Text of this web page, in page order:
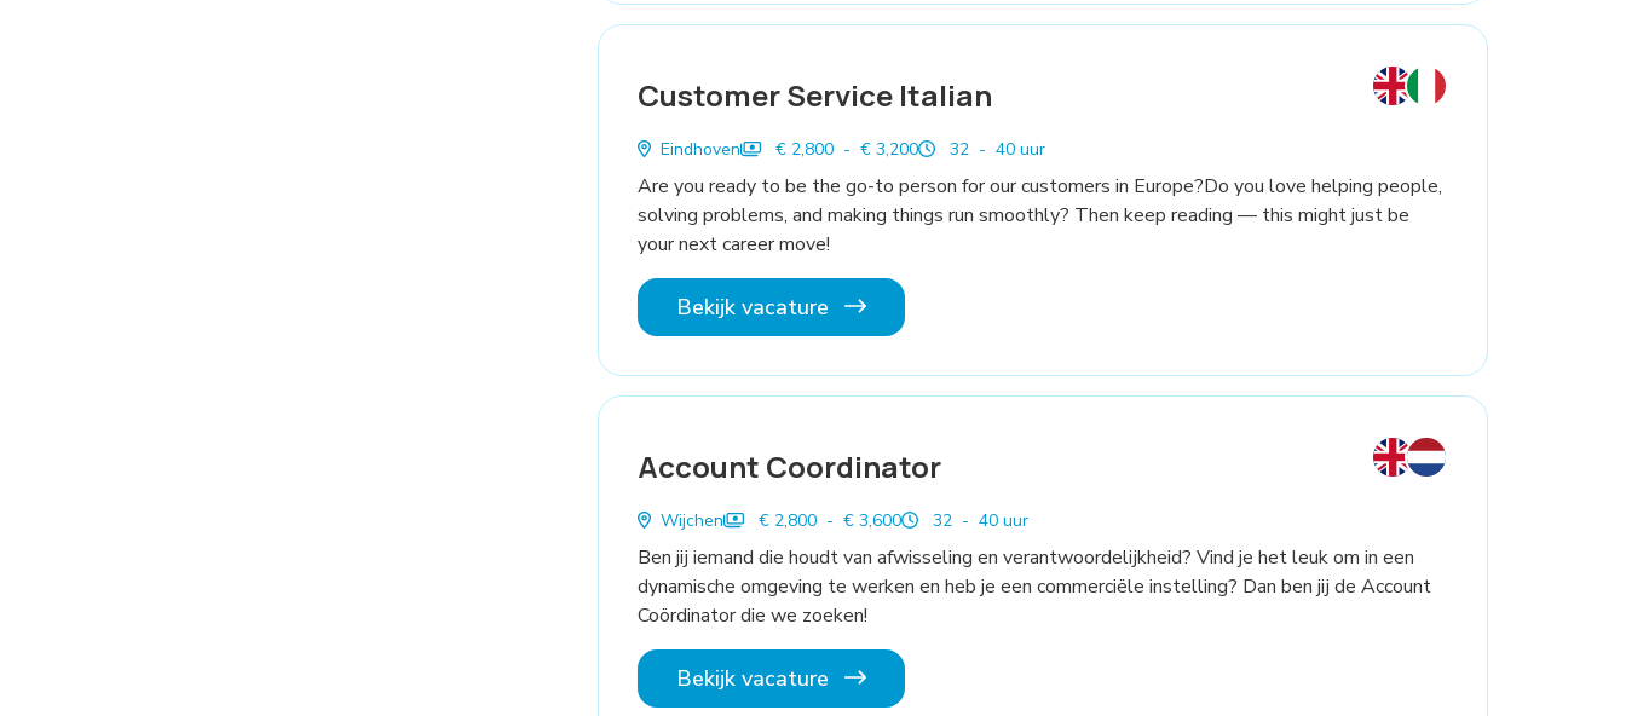
Customer Service Italian
Eindhoven € 2,800 - € 3,200 32 - 40 uur
Are you ready to be the go-to person for our customers in Europe?Do you love helping people,
solving problems, and making things run smoothly? Then keep reading — this might just be
your next career move!
Bekijk vacature
Account Coordinator
Wijchen € 2,800 - € 3,600 32 - 40 uur
Ben jij iemand die houdt van afwisseling en verantwoordelijkheid? Vind je het leuk om in een
dynamische omgeving te werken en heb je een commerciële instelling? Dan ben jij de Account
Coördinator die we zoeken!
Bekijk vacature